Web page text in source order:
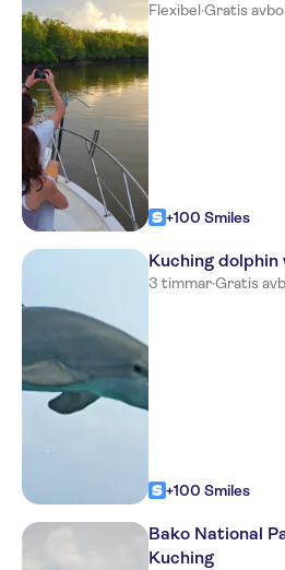
Flexibel·Gratis
+100 Smiles
Kuching
3 timmar·Gratis
+100 Smiles
Bako National
Kuching